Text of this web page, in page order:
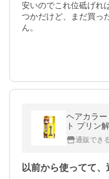
安いのでこれ位砥げれ
つかだけど、まだ買っ
ん。
ヘアカラー 明るく しっとり フレッシュライ
通販でき